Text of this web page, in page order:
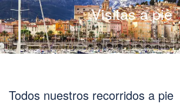
Visitas a pie
Todos nuestros recorridos a pie